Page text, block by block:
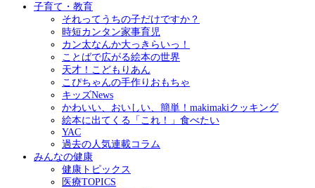
子育て・教育
それってうちの子だけですか？
時短カンタン家事育児
カン太なんか大っきらいっ！
ことばで広がる絵本の世界
天才！こどもりあん
こぴちゃんの手作りおもちゃ
キッズNews
かわいい、おいしい、簡単！makimakiクッキング
絵本に出てくる「これ！」食べたい
YAC
過去の人気連載コラム
みんなの健康
健康トピックス
医療TOPICS